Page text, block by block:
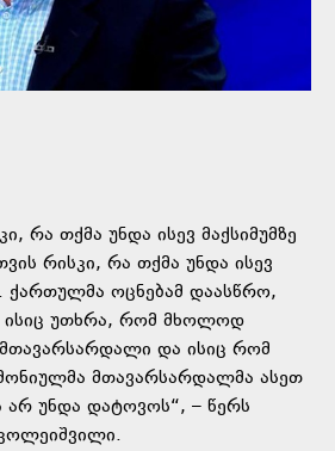
რა თქმა უნდა ისევ მაქსიმუმზე
რისკი, რა თქმა უნდა ისევ
ქართულმა ოცნებამ დაასწრო,
ისიც უთხრა, რომ მხოლოდ
და ისიც რომ
მთავარსარდალმა ასეთ
არ უნდა დატოვოს“, – წერს